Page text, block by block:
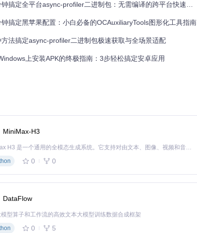
留最关键的服务定义：
搞定全平台async-profiler二进制包：无需编译的跨平台快速部署指南
搞定黑苹果配置：小白必备的OCAuxiliaryTools图形化工具指南
方法搞定async-profiler二进制包极速获取与全场景适配
上安装APK的终极指南：3步轻松搞定安卓应用
MiniMax-H3
MiniMax H3 是一个通用的全模态生成系统。它支持对由文本、图像、视频和音频组成的多模态上下文进行统一理解，并能生成分辨率高达 2K、时长可达 15 秒的带原生立体声音频的视频。得益于面向任务泛化的系统设计，H3 在预训练阶段就已具备广泛的多模态上下文理解与生成能力，能够出色地执行复杂的多模态指令。
0 0
DataFlow
模型算子和工作流的高效文本大模型训练数据合成框架
0 5